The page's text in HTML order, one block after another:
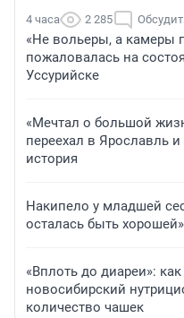
4 часа 2 285
«Не вольеры, а камеры
пожаловалась на
Уссурийске
«Мечтал о большой
переехал в Ярославль
история
Накипело у младшей
осталась быть хорошей»
«Вплоть до диареи»:
новосибирский
количество чашек